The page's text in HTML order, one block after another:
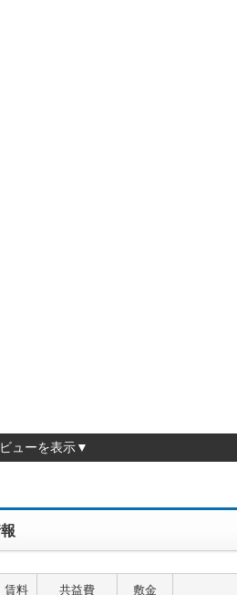
ューを表示▼
賃料 共益費 敷金